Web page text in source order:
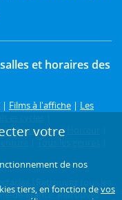
et horaires des
| Films à l'affiche | Les
|Animation|
! Retrouvez tous les
de-France. Retrouvez
votre
de nos
tiers, en fonction devos